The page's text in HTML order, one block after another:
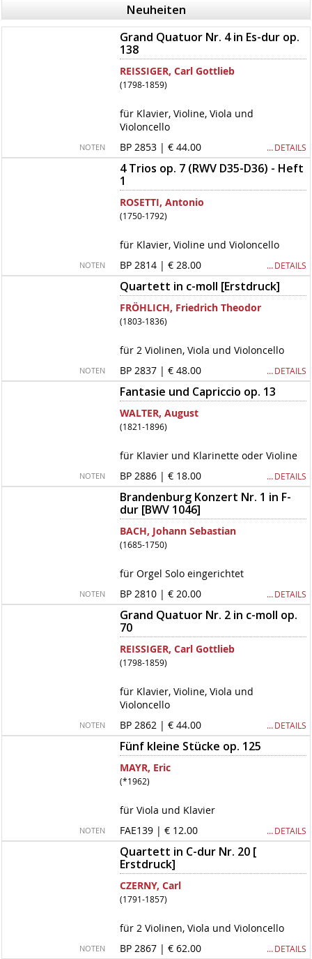
Neuheiten
Grand Quatuor Nr. 4 in Es-dur op.
138
REISSIGER, Carl Gottlieb
(1798-1859)
für Klavier, Violine, Viola und
Violoncello
NOTEN BP 2853 | € 44.00 … DETAILS
4 Trios op. 7 (RWV D35-D36) - Heft
1
ROSETTI, Antonio
(1750-1792)
für Klavier, Violine und Violoncello
NOTEN BP 2814 | € 28.00 … DETAILS
Quartett in c-moll [Erstdruck]
FRÖHLICH, Friedrich Theodor
(1803-1836)
für 2 Violinen, Viola und Violoncello
NOTEN BP 2837 | € 48.00 … DETAILS
Fantasie und Capriccio op. 13
WALTER, August
(1821-1896)
für Klavier und Klarinette oder Violine
NOTEN BP 2886 | € 18.00 … DETAILS
Brandenburg Konzert Nr. 1 in F-
dur [BWV 1046]
BACH, Johann Sebastian
(1685-1750)
für Orgel Solo eingerichtet
NOTEN BP 2810 | € 20.00 … DETAILS
Grand Quatuor Nr. 2 in c-moll op.
70
REISSIGER, Carl Gottlieb
(1798-1859)
für Klavier, Violine, Viola und
Violoncello
NOTEN BP 2862 | € 44.00 … DETAILS
Fünf kleine Stücke op. 125
MAYR, Eric
(*1962)
für Viola und Klavier
NOTEN FAE139 | € 12.00 … DETAILS
Quartett in C-dur Nr. 20 [
Erstdruck]
CZERNY, Carl
(1791-1857)
für 2 Violinen, Viola und Violoncello
NOTEN BP 2867 | € 62.00 … DETAILS